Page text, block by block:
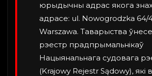
юрыдычны адрас якога
адрасе: ul. Nowogrodzka 64/
Warszawa. Таварыства
рэестр прадпрымальнікаў
Нацыянальнага судовага
(Krajowy Rejestr Sądowy), які